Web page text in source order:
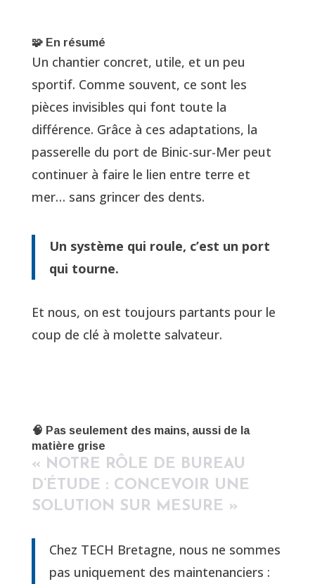
🧩 En résumé
Un chantier concret, utile, et un peu
sportif. Comme souvent, ce sont les
pièces invisibles qui font toute la
différence. Grâce à ces adaptations, la
passerelle du port de Binic-sur-Mer peut
continuer à faire le lien entre terre et
mer… sans grincer des dents.
Un système qui roule, c’est un port
qui tourne.
Et nous, on est toujours partants pour le
coup de clé à molette salvateur.
🧠 Pas seulement des mains, aussi de la
matière grise
« NOTRE RÔLE DE BUREAU
D’ÉTUDE : CONCEVOIR UNE
SOLUTION SUR MESURE »
Chez TECH Bretagne, nous ne sommes
pas uniquement des maintenanciers :